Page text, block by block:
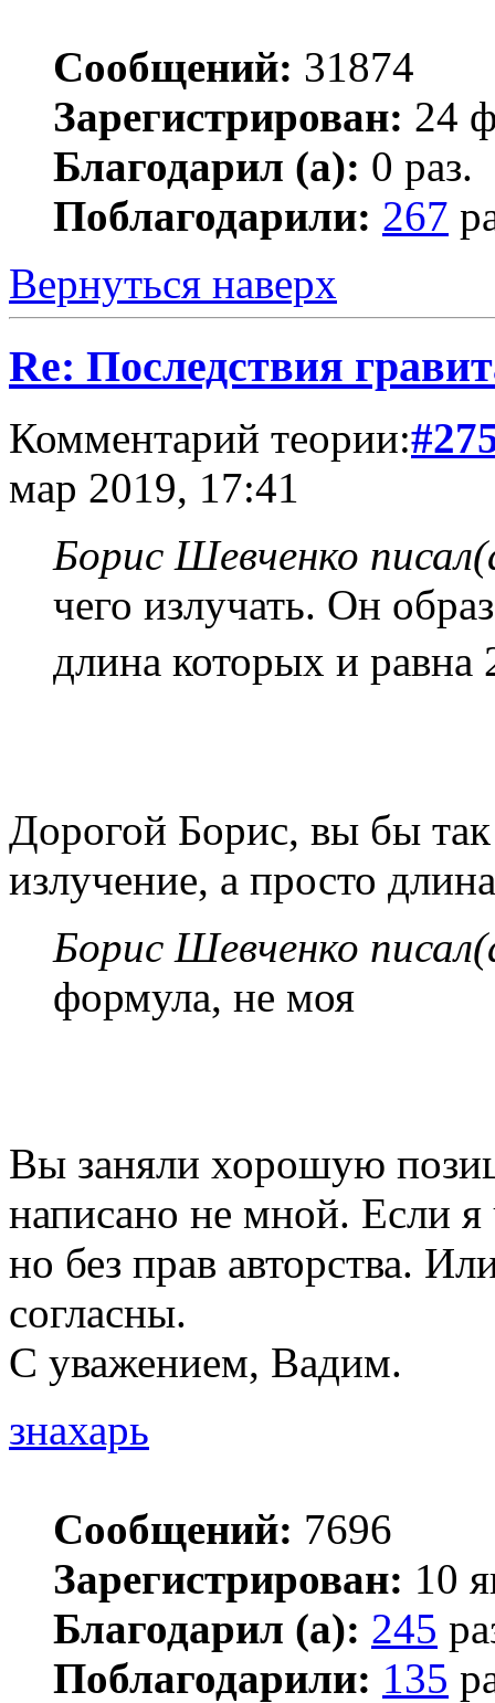
Сообщений: 31874
Зарегистрирован: 24
Благодарил (а): 0 раз.
Поблагодарили: 267
Вернуться наверх
Re: Последствия
Комментарий теории:
мар 2019, 17:41
Борис Шевченко
чего излучать. Он
длина которых и равна
Дорогой Борис, вы бы так
излучение, а просто
Борис Шевченко
формула, не моя
Вы заняли хорошую
написано не мной. Если
но без прав авторства.
согласны.
С уважением, Вадим.
знахарь
Сообщений: 7696
Зарегистрирован: 10
Благодарил (а): 245
Поблагодарили: 135